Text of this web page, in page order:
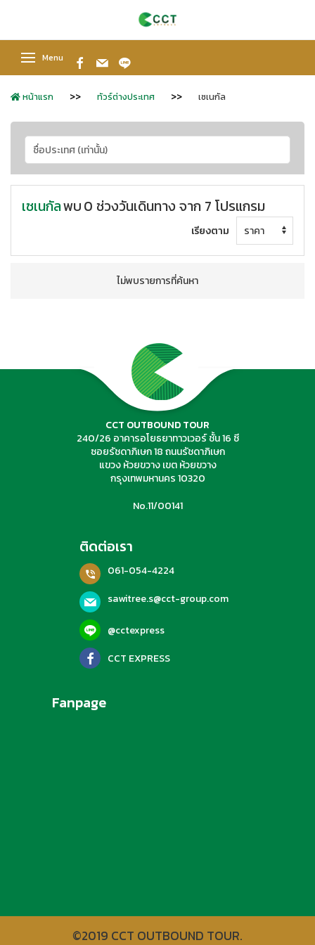
Menu
หน้าแรก ทัวร์ต่างประเทศ เซเนกัล
ค้นหาทัวร์
เซเนกัลพบ0 ช่วงวันเดินทาง จาก 7 โปรแกรม
เรียงตาม
ไม่พบรายการที่ค้นหา
CCT OUTBOUND TOUR
240/26 อาคารอโยธยาทาวเวอร์ ชั้น 16 ซี
ซอยรัชดาภิเษก 18 ถนนรัชดาภิเษก
แขวง ห้วยขวาง เขต ห้วยขวาง
กรุงเทพมหานคร 10320
No.11/00141
ติดต่อเรา
061-054-4224
sawitree.s@cct-group.com
@cctexpress
CCT EXPRESS
Fanpage
©2019 CCT OUTBOUND TOUR.